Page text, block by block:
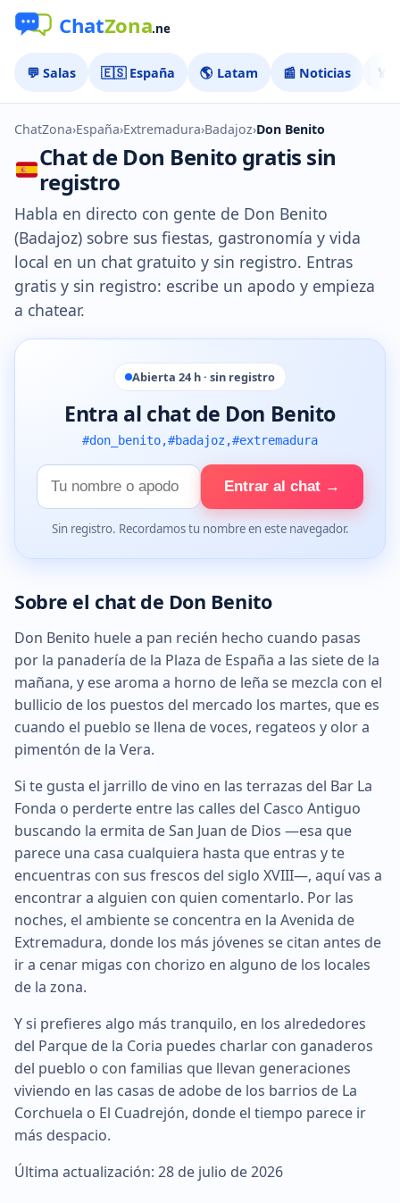
💬 Salas 🇪🇸 España 🌎 Latam 📰 Noticias 🏅
ChatZona›España›Extremadura›Badajoz›Don Benito
Chat de Don Benito gratis sin
registro
Habla en directo con gente de Don Benito
(Badajoz) sobre sus fiestas, gastronomía y vida
local en un chat gratuito y sin registro. Entras
gratis y sin registro: escribe un apodo y empieza
a chatear.
Abierta 24 h · sin registro
Entra al chat de Don Benito
#don_benito,#badajoz,#extremadura
Tu
nombre
Entrar al chat →
Sin registro. Recordamos tu nombre en este navegador.
Sobre el chat de Don Benito
Don Benito huele a pan recién hecho cuando pasas
por la panadería de la Plaza de España a las siete de la
mañana, y ese aroma a horno de leña se mezcla con el
bullicio de los puestos del mercado los martes, que es
cuando el pueblo se llena de voces, regateos y olor a
pimentón de la Vera.
Si te gusta el jarrillo de vino en las terrazas del Bar La
Fonda o perderte entre las calles del Casco Antiguo
buscando la ermita de San Juan de Dios —esa que
parece una casa cualquiera hasta que entras y te
encuentras con sus frescos del siglo XVIII—, aquí vas a
encontrar a alguien con quien comentarlo. Por las
noches, el ambiente se concentra en la Avenida de
Extremadura, donde los más jóvenes se citan antes de
ir a cenar migas con chorizo en alguno de los locales
de la zona.
Y si prefieres algo más tranquilo, en los alrededores
del Parque de la Coria puedes charlar con ganaderos
del pueblo o con familias que llevan generaciones
viviendo en las casas de adobe de los barrios de La
Corchuela o El Cuadrejón, donde el tiempo parece ir
más despacio.
Última actualización: 28 de julio de 2026